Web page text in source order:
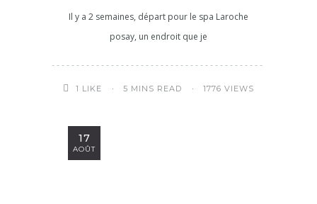
Il y a 2 semaines, départ pour le spa Laroche
posay, un endroit que je
1 LIKE 5 MINS READ 1776 VIEWS
17
AOÛT